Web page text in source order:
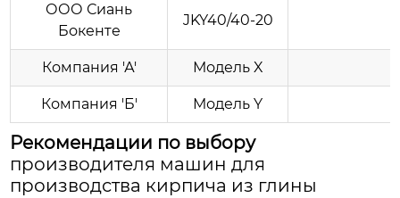
ООО Сиань
Бокенте
JKY40/40-20
Компания 'А' Модель X
Компания 'Б' Модель Y
Рекомендации по выбору
производителя машин для
производства кирпича из глины